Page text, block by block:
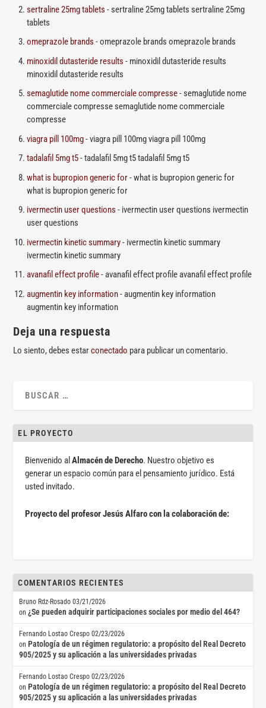
sertraline 25mg tablets - sertraline 25mg tablets sertraline 25mg
tablets
omeprazole brands - omeprazole brands omeprazole brands
minoxidil dutasteride results - minoxidil dutasteride results
minoxidil dutasteride results
semaglutide nome commerciale compresse- semaglutide nome
commerciale compresse semaglutide nome commerciale
compresse
viagra pill 100mg- viagra pill 100mg viagra pill 100mg
tadalafil 5mg t5- tadalafil 5mg t5 tadalafil 5mg t5
what is bupropion generic for- what is bupropion generic for
what is bupropion generic for
ivermectin user questions - ivermectin user questions ivermectin
user questions
ivermectin kinetic summary- ivermectin kinetic summary
ivermectin kinetic summary
avanafil effect profile- avanafil effect profile avanafil effect profile
augmentin key information- augmentin key information
augmentin key information
Deja una respuesta
Lo siento, debes estarconectado para publicar un comentario.
EL PROYECTO
Bienvenido alAlmacén de Derecho. Nuestro objetivo es
generar un espacio común para el pensamiento jurídico. Está
usted invitado.
Proyecto del profesor Jesús Alfaro con la colaboración de:
COMENTARIOS RECIENTES
Bruno Rdz-Rosado 03/21/2026
on¿Se pueden adquirir participaciones sociales por medio del 464?
Fernando Lostao Crespo 02/23/2026
on Patología de un régimen regulatorio: a propósito del Real Decreto
905/2025 y su aplicación a las universidades privadas
Fernando Lostao Crespo 02/23/2026
on Patología de un régimen regulatorio: a propósito del Real Decreto
905/2025 y su aplicación a las universidades privadas